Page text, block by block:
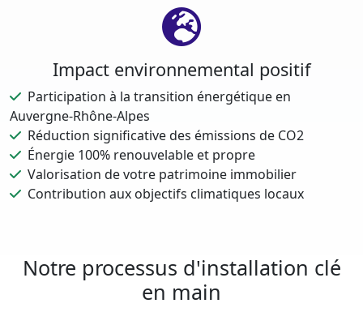
Impact environnemental positif
Participation à la transition énergétique en
Auvergne-Rhône-Alpes
Réduction significative des émissions de CO2
Énergie 100% renouvelable et propre
Valorisation de votre patrimoine immobilier
Contribution aux objectifs climatiques locaux
Notre processus d'installation clé
en main